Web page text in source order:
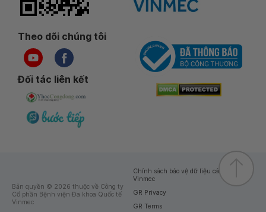
Theo dõi chúng tôi
Đối tác liên kết
Bản quyền © 2026 thuộc về Công ty
Cổ phần Bệnh viện Đa khoa Quốc tế
Vinmec
Chính sách bảo vệ dữ liệu cá nhân của
Vinmec
GR Privacy
GR Terms